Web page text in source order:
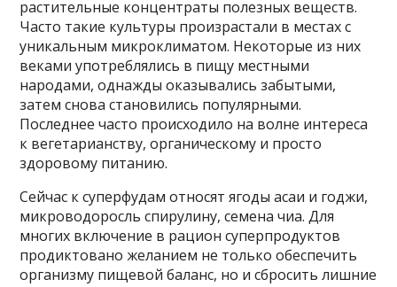
растительные концентраты полезных веществ.
Часто такие культуры произрастали в местах с
уникальным микроклиматом. Некоторые из них
веками употреблялись в пищу местными
народами, однажды оказывались забытыми,
затем снова становились популярными.
Последнее часто происходило на волне интереса
к вегетарианству, органическому и просто
здоровому питанию.
Сейчас к суперфудам относят ягоды асаи и годжи,
микроводоросль спирулину, семена чиа. Для
многих включение в рацион суперпродуктов
продиктовано желанием не только обеспечить
организму пищевой баланс, но и сбросить лишние